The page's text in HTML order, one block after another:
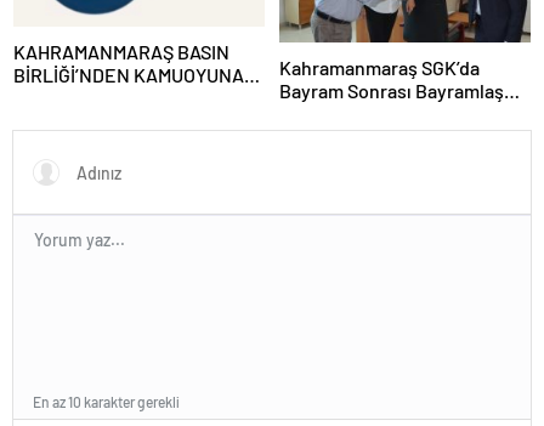
KAHRAMANMARAŞ BASIN
BİRLİĞİ’NDEN KAMUOYUNA
Kahramanmaraş SGK’da
Bayram Sonrası Bayramlaşma
En az 10 karakter gerekli